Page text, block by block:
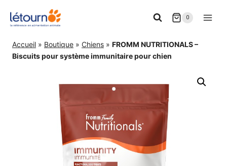
0
Accueil » Boutique » Chiens » FROMM NUTRITIONALS –
Biscuits pour système immunitaire pour chien